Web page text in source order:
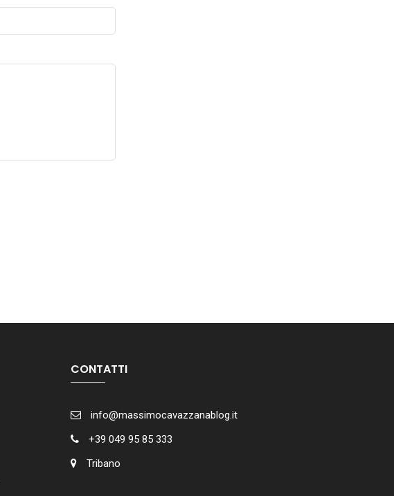
CONTATTI
info@massimocavazzanablog.it
+39 049 95 85 333
Tribano